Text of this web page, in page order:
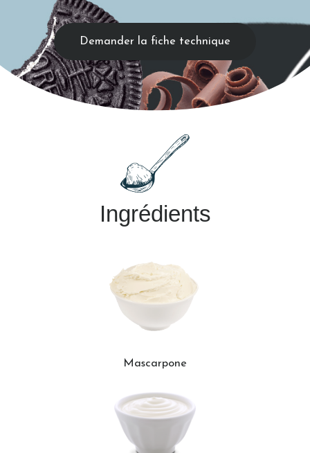
Demander la fiche technique
Ingrédients
Mascarpone